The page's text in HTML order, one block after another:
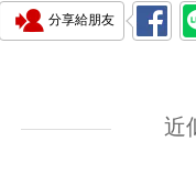
分享給朋友
近